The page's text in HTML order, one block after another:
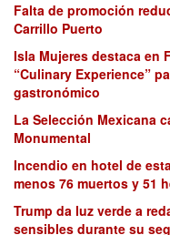
Falta de promoción
Carrillo Puerto
Isla Mujeres destaca en
“Culinary Experience”
gastronómico
La Selección Mexicana
Monumental
Incendio en hotel de
menos 76 muertos y 51
Trump da luz verde a
sensibles durante su